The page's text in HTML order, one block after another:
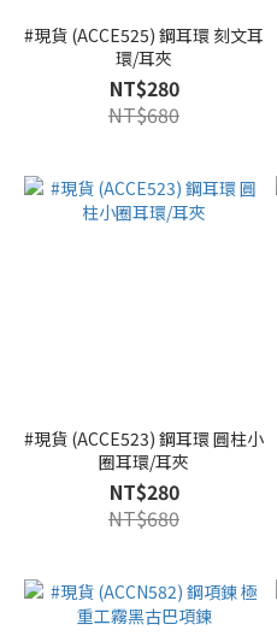
#現貨 (ACCE525) 鋼耳環 刻文耳
環/耳夾
NT$280
NT$680
#現貨 (ACCE523) 鋼耳環 圓柱小
圈耳環/耳夾
NT$280
NT$680